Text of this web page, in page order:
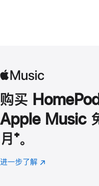
购买 HomePod
Apple Music
月 脚
注
⁺。
进一步了解 Apple
(在